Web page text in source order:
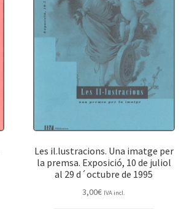
Les il.lustracions. Una imatge per
la premsa. Exposició, 10 de juliol
al 29 d´octubre de 1995
3,00€ IVA incl.